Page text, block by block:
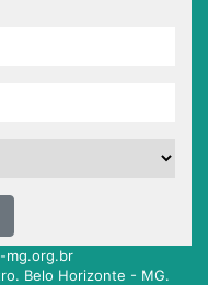
mg.org.br
Belo Horizonte - MG.